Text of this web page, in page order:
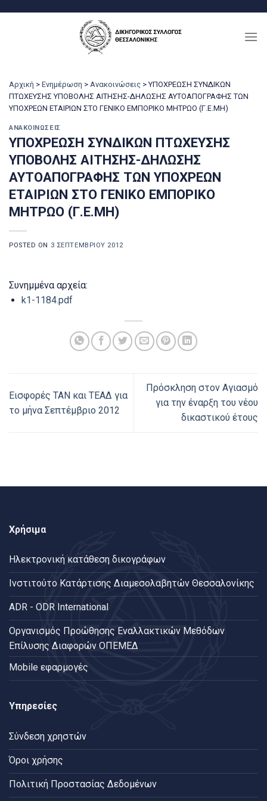
Αρχική > Ενημέρωση > Ανακοινώσεις > ΥΠΟΧΡΕΩΣΗ ΣΥΝΔΙΚΩΝ
ΠΤΩΧΕΥΣΗΣ ΥΠΟΒΟΛΗΣ ΑΙΤΗΣΗΣ-ΔΗΛΩΣΗΣ ΑΥΤΟΑΠΟΓΡΑΦΗΣ ΤΩΝ
ΥΠΟΧΡΕΩΝ ΕΤΑΙΡΙΩΝ ΣΤΟ ΓΕΝΙΚΟ ΕΜΠΟΡΙΚΟ ΜΗΤΡΩΟ (Γ.Ε.ΜΗ)
ΑΝΑΚΟΙΝΏΣΕΙΣ
ΥΠΟΧΡΕΩΣΗ ΣΥΝΔΙΚΩΝ ΠΤΩΧΕΥΣΗΣ
ΥΠΟΒΟΛΗΣ ΑΙΤΗΣΗΣ-ΔΗΛΩΣΗΣ
ΑΥΤΟΑΠΟΓΡΑΦΗΣ ΤΩΝ ΥΠΟΧΡΕΩΝ
ΕΤΑΙΡΙΩΝ ΣΤΟ ΓΕΝΙΚΟ ΕΜΠΟΡΙΚΟ
ΜΗΤΡΩΟ (Γ.Ε.ΜΗ)
POSTED ON 3 ΣΕΠΤΕΜΒΡΊΟΥ 2012
Συνημμένα αρχεία:
k1-1184.pdf
Εισφορές ΤΑΝ και ΤΕΑΔ για
το μήνα Σεπτέμβριο 2012
Πρόσκληση στον Αγιασμό
για την έναρξη του νέου
δικαστικού έτους
Χρήσιμα
Ηλεκτρονική κατάθεση δικογράφων
Ινστιτούτο Κατάρτισης Διαμεσολαβητών Θεσσαλονίκης
ADR - ODR International
Oργανισμός Προώθησης Εναλλακτικών Μεθόδων
Επίλυσης Διαφορών ΟΠΕΜΕΔ
Mobile εφαρμογές
Υπηρεσίες
Σύνδεση χρηστών
Όροι χρήσης
Πολιτική Προστασίας Δεδομένων